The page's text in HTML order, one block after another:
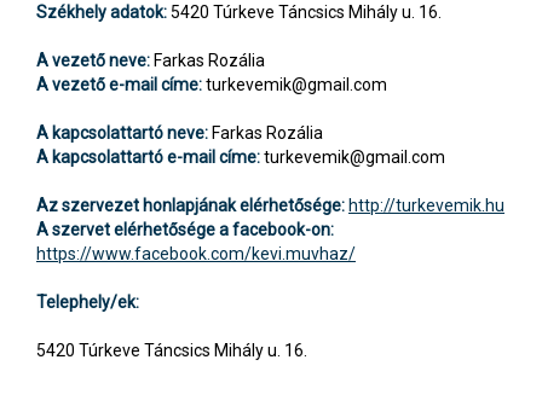
Székhely adatok:5420 Túrkeve Táncsics Mihály u. 16.
A vezető neve: Farkas Rozália
A vezető e-mail címe:turkevemik@gmail.com
A kapcsolattartó neve: Farkas Rozália
A kapcsolattartó e-mail címe:turkevemik@gmail.com
Az szervezet honlapjának elérhetősége: http://turkevemik.hu
A szervet elérhetősége a facebook-on:
https://www.facebook.com/kevi.muvhaz/
Telephely/ek:
5420 Túrkeve Táncsics Mihály u. 16.